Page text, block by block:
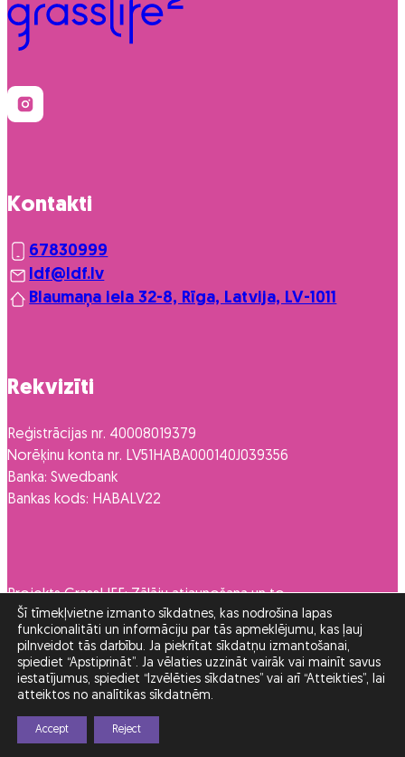
Kontakti
67830999
ldf@ldf.lv
Blaumaņa iela 32-8, Rīga, Latvija, LV-1011
Rekvizīti
Reģistrācijas nr. 40008019379
Norēķinu konta nr. LV51HABA000140J039356
Banka: Swedbank
Bankas kods: HABALV22
Projekts GrassLIFE: Zālāju atjaunošana un to
dažādas izmantošanas veicināšana
LIFE16NAT/LV/262
Šī tīmekļvietne izmanto sīkdatnes, kas nodrošina lapas
funkcionalitāti un informāciju par tās apmeklējumu, kas ļauj
pilnveidot tās darbību. Ja piekrītat sīkdatņu izmantošanai,
spiediet “Apstiprināt”. Ja vēlaties uzzināt vairāk vai mainīt savus
iestatījumus, spiediet “Izvēlēties sīkdatnes” vai arī “Atteikties”, lai
atteiktos no analītikas sīkdatnēm.
Accept Reject